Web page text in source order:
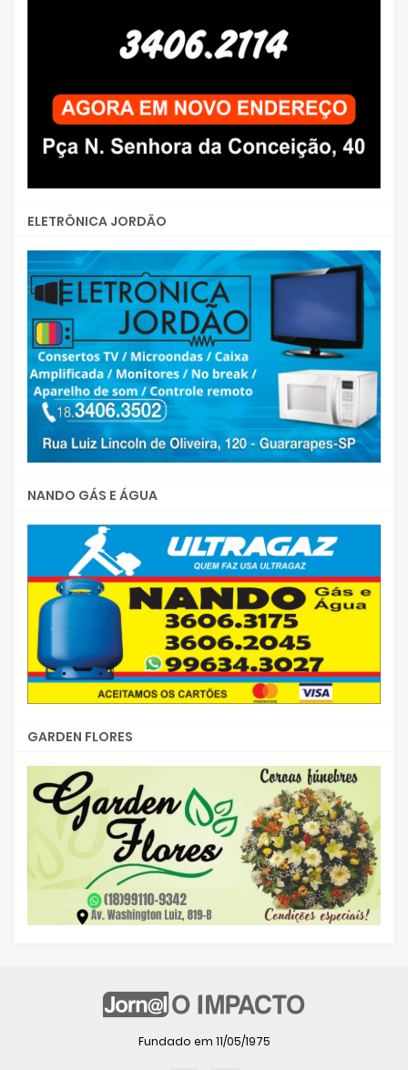
ELETRÔNICA JORDÃO
NANDO GÁS E ÁGUA
GARDEN FLORES
Fundado em 11/05/1975